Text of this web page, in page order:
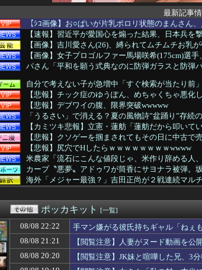
最新記事
【ｼｺ画像】お○ぱいが片乳ポロリ状態のまんさん
【速報】習近平が愛国心を煽った結果、日本兵を
【画像】吉川愛さん(26)、縛られてムチムチお乳
【画像】女子プロゴルファー馬場咲希(175cm)選
パさん「平和を願う式典なのに防弾ガラスと防弾
自分で考えない子が急増中「すぐ検索が当たり前」
【悲報】チック症のゆうぽん、めちゃくちゃ悪化
【悲報】デブワイの腹、限界突破wwwww
「うるさい」で消える？夏の風物詩”盆踊り”存
【カミツキ悲報】立憲・蓮舫「蓮舫だから叩いて
【悲報】クソゲーを掴まされてもその日に中古で
【悲報】尻穴でHしたらｗｗｗｗｗｗｗｗwwww
米農家「流石にこんな値段じゃ、米作り辞める人
カープ〝悪夢〟アドゥワが筒香にサヨナラ被弾。
海外「メジャー最強？」吉田正尚が２戦連続マル
【画像】地雷系のくせにむちむちの香具師ｗｗｗ
【朗報】Jリーグさん、開幕3戦目にして客席の3分
NASAが開発（？）した冷感ポンチョ「着るだけ
横浜DeNAベイスターズ、5月14日以来の3位浮上🚀
【FGO】クラス別の冠位選定トップがこれだってな
ワイジ毎日2kgの野菜と500gくらいの肉食べたら
【驚愕】アニメキャラの凄い事に気付いたｗｗｗ
ポッカキット [一覧]
08/08 22:22
手マン嫌がる彼氏持ちギャル「ね
08/08 21:21
【閲覧注意】人妻がヌード動画を
08/08 20:20
【閲覧注意】JK妹と喧嘩した兄、3